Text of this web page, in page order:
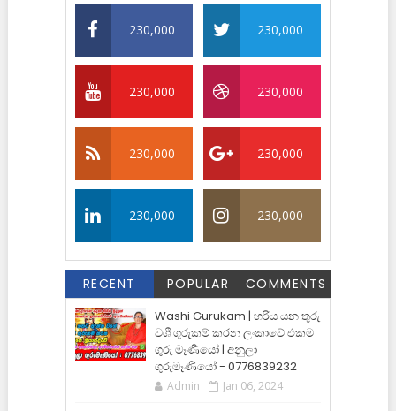
230,000 230,000
230,000 230,000
230,000 230,000
230,000 230,000
RECENT POPULAR COMMENTS
Washi Gurukam | හරිය යන තුරු
වශී ගුරුකම් කරන ලංකාවේ එකම
ගුරු මෑණියෝ | අනුලා
ගුරුමෑණියෝ - 0776839232
Admin Jan 06, 2024